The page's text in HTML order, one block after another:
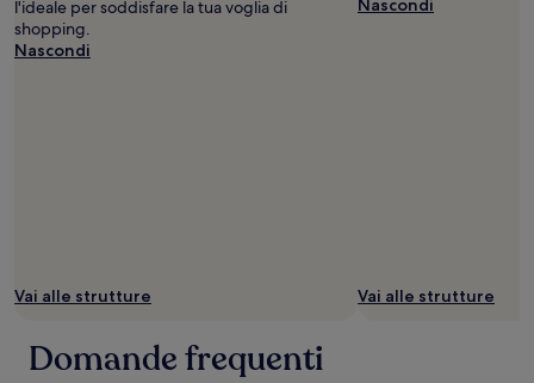
l'ideale per soddisfare la tua voglia di
shopping.
Nascondi
Vai alle strutture
Nascondi
Vai alle strutture
Domande frequenti